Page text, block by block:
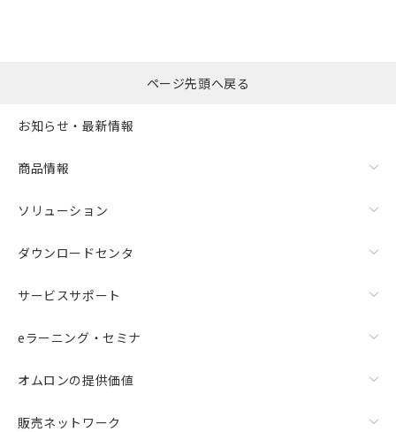
ページ先頭へ戻る
お知らせ・最新情報
商品情報
ソリューション
ダウンロードセンタ
サービスサポート
eラーニング・セミナ
オムロンの提供価値
販売ネットワーク